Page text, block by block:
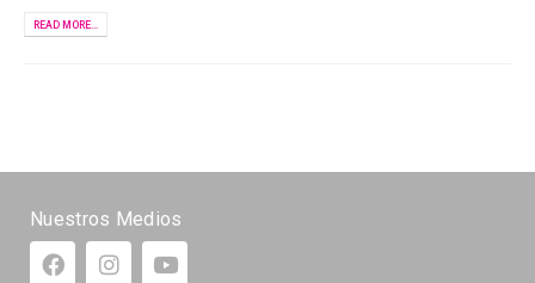
READ MORE...
Nuestros Medios